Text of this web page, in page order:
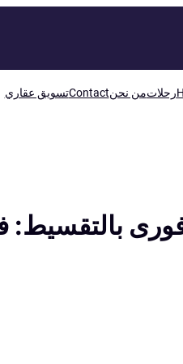
رحلاتمن نحنContactتسويق عقاري
بالتقسيط: